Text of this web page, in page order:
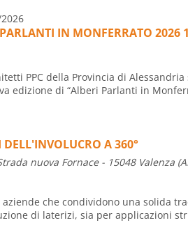
IN MONFERRATO 2026
PPC della Provincia di
edizione di “Alberi Parlanti in
A 360°
nuova Fornace - 15048 Valenza
aziende che condividono una solida
di laterizi, sia per applicazioni